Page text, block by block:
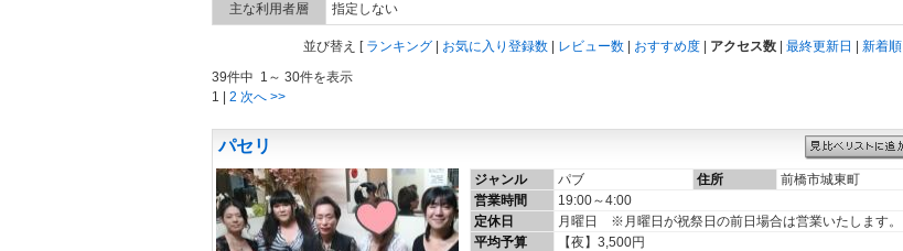
主な利用者層
指定しない
新着順
最終更新日
アクセス数
おすすめ度
レビュー数
お気に入り登録数
ランキング
[
並び替え
39件中 1～ 30件を表示
1
2 次へ >>
パセリ
ジャンル パブ 住所
前橋市城東町
営業時間
19:00～4:00
定休日
月曜日 ※月曜日が祝祭日の前日場合は営業いたします。
平均予算
【夜】3,500円